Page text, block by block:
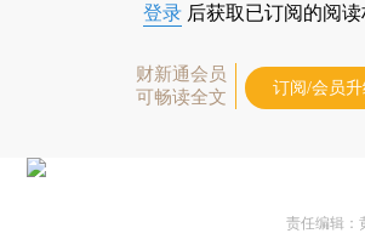
登录 后获取已订阅的阅读
财新通会员
可畅读全文
订阅/会员升
责任编辑：